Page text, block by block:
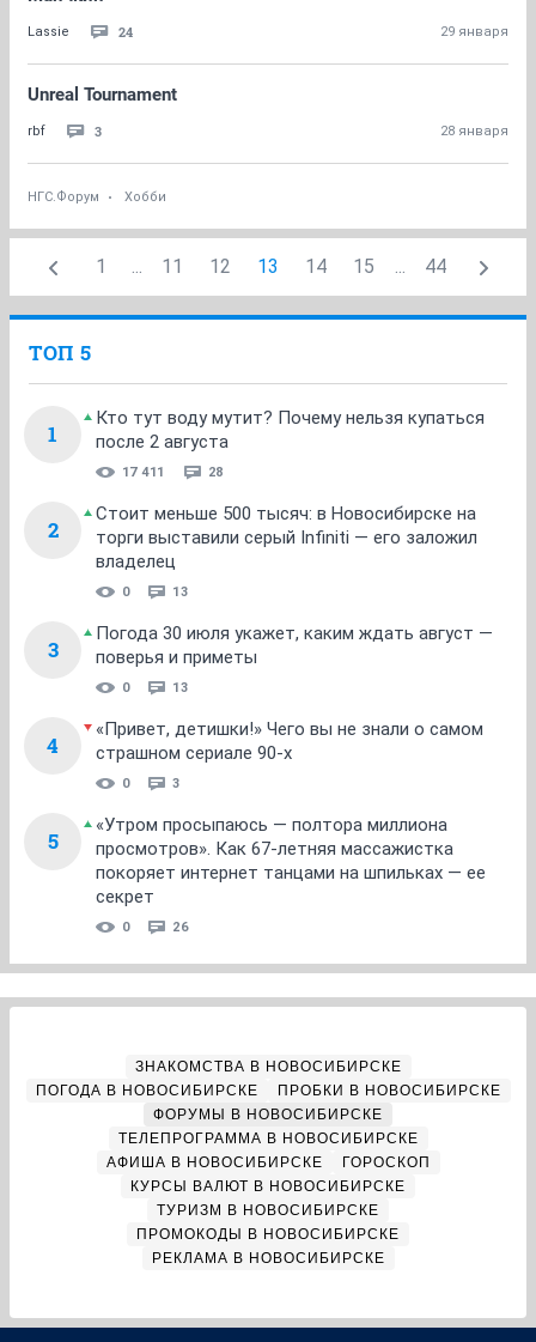
Lassie 24 29 января
Unreal Tournament
rbf 3 28 января
НГС.Форум Хобби
1 ... 11 12 13 14 15 ... 44
ТОП 5
1
Кто тут воду мутит? Почему нельзя купаться
после 2 августа
17 411 28
2
Стоит меньше 500 тысяч: в Новосибирске на
торги выставили серый Infiniti — его заложил
владелец
0 13
3
Погода 30 июля укажет, каким ждать август —
поверья и приметы
0 13
4
«Привет, детишки!» Чего вы не знали о самом
страшном сериале 90-х
0 3
5
«Утром просыпаюсь — полтора миллиона
просмотров». Как 67-летняя массажистка
покоряет интернет танцами на шпильках — ее
секрет
0 26
ЗНАКОМСТВА В НОВОСИБИРСКЕ
ПОГОДА В НОВОСИБИРСКЕ
ПРОБКИ В НОВОСИБИРСКЕ
ФОРУМЫ В НОВОСИБИРСКЕ
ТЕЛЕПРОГРАММА В НОВОСИБИРСКЕ
АФИША В НОВОСИБИРСКЕ
ГОРОСКОП
КУРСЫ ВАЛЮТ В НОВОСИБИРСКЕ
ТУРИЗМ В НОВОСИБИРСКЕ
ПРОМОКОДЫ В НОВОСИБИРСКЕ
РЕКЛАМА В НОВОСИБИРСКЕ